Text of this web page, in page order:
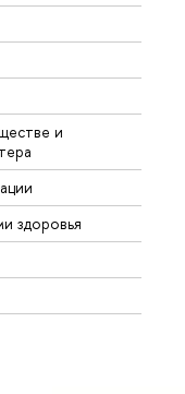
и
здоровья